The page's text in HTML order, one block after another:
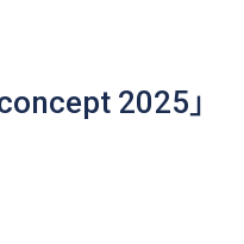
2025」